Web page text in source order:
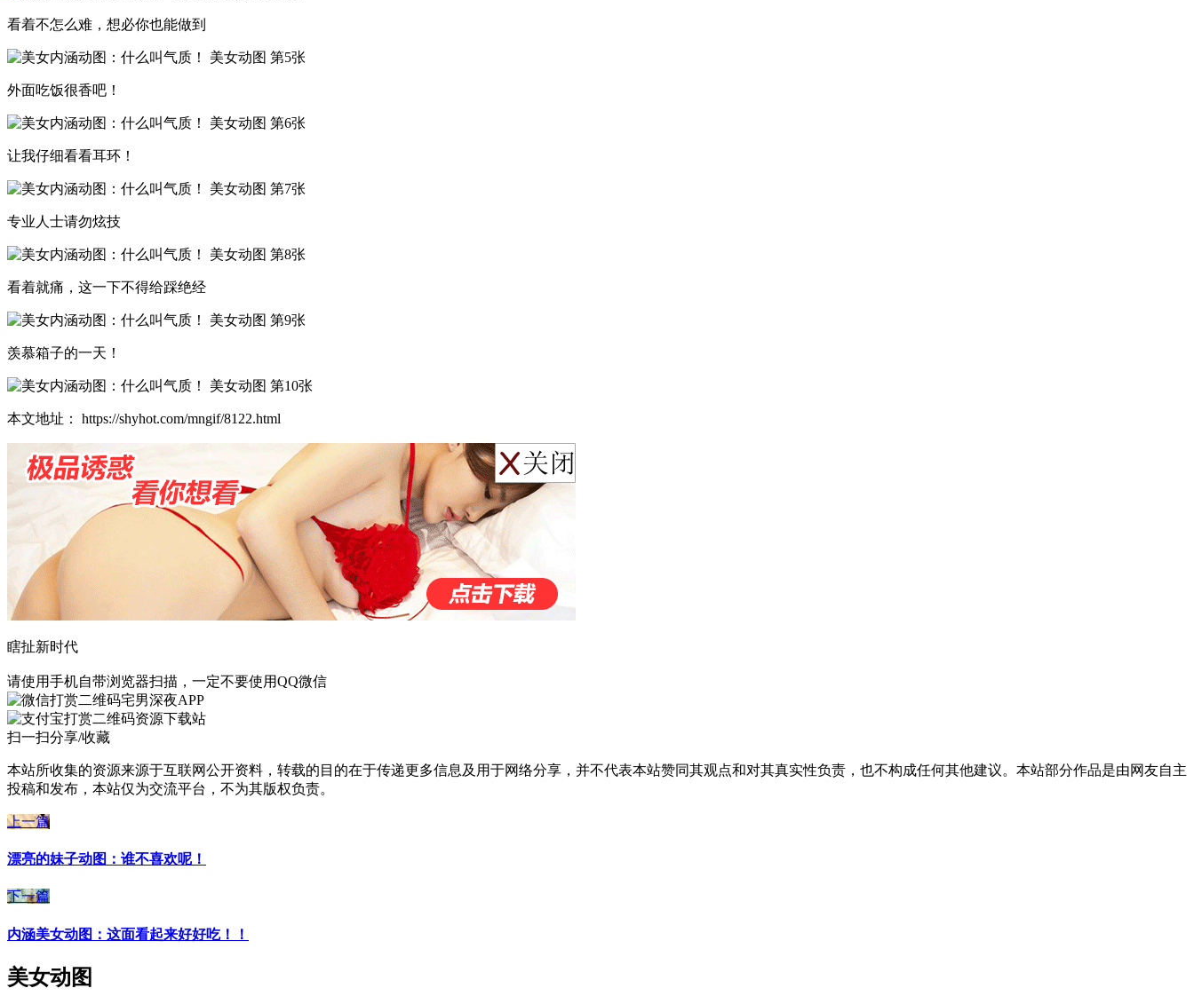
看着不怎么难，想必你也能做到
外面吃饭很香吧！
让我仔细看看耳环！
专业人士请勿炫技
看着就痛，这一下不得给踩绝经
羡慕箱子的一天！
本文地址： https://shyhot.com/mngif/8122.html
瞎扯新时代
请使用手机自带浏览器扫描，一定不要使用QQ微信
宅男深夜APP
资源下载站
扫一扫分享/收藏
本站所收集的资源来源于互联网公开资料，转载的目的在于传递更多信息及用于网络分享，并不代表本站赞同其观点和对其真实性负责，也不构成任何其他建议。本站部分作品是由网友自主
投稿和发布，本站仅为交流平台，不为其版权负责。
上一篇
漂亮的妹子动图：谁不喜欢呢！
下一篇
内涵美女动图：这面看起来好好吃！！
美女动图